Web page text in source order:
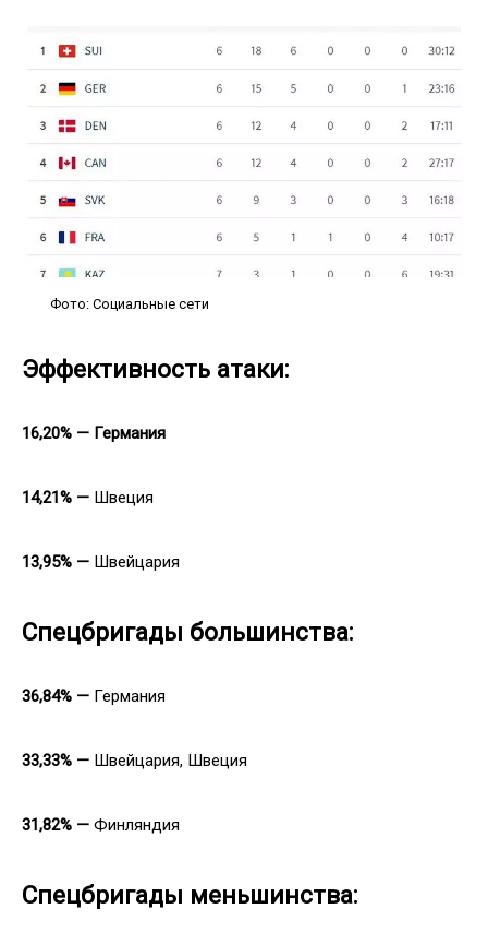
Фото: Социальные сети
Эффективность атаки:
16,20% — Германия
14,21% — Швеция
13,95% — Швейцария
Спецбригады большинства:
36,84% — Германия
33,33% — Швейцария, Швеция
31,82% — Финляндия
Спецбригады меньшинства: